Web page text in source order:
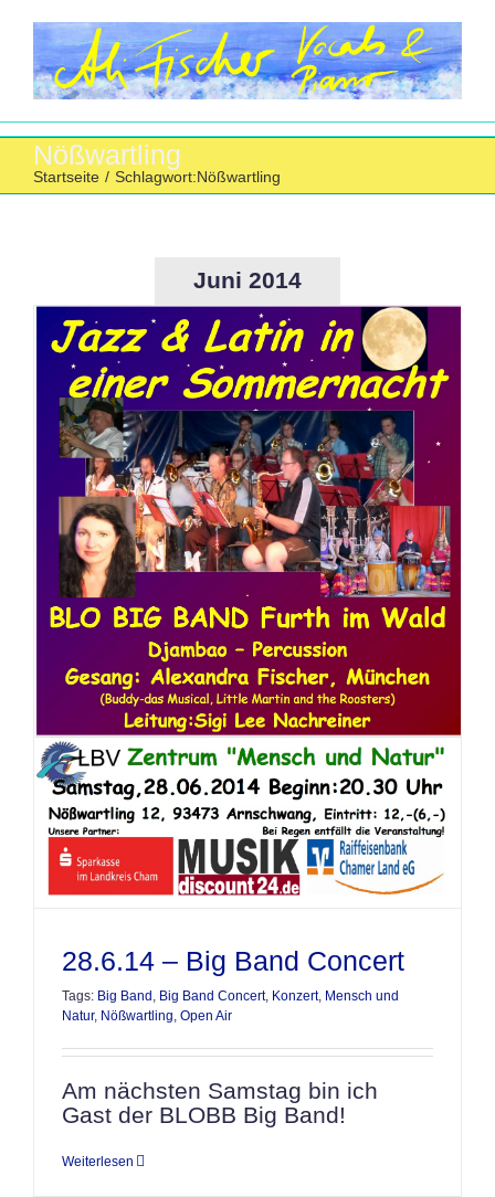
Inhalt
springen
Nößwartling
Startseite / Schlagwort:Nößwartling
Juni 2014
28.6.14 – Big Band Concert
Tags: Big Band , Big Band Concert, Konzert, Mensch und
Natur, Nößwartling, Open Air
Am nächsten Samstag bin ich
Gast der BLOBB Big Band!
Weiterlesen